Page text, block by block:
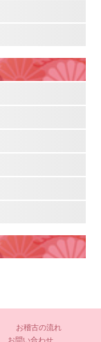
お稽古の流れ
お問い合わせ